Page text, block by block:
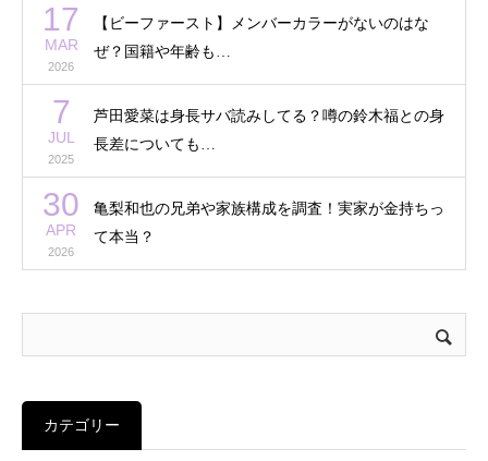
17
MAR
2026
【ビーファースト】メンバーカラーがないのはな
ぜ？国籍や年齢も…
7
JUL
2025
芦田愛菜は身長サバ読みしてる？噂の鈴木福との身
長差についても…
30
APR
2026
亀梨和也の兄弟や家族構成を調査！実家が金持ちっ
て本当？
カテゴリー